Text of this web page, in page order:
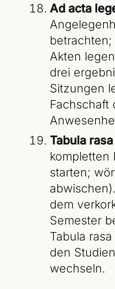
Ad acta
Akten
drei
Sitzungen
Fachschaft
Tabula
kompletten
starten;
dem
Semester
Tabula
den
wechseln.